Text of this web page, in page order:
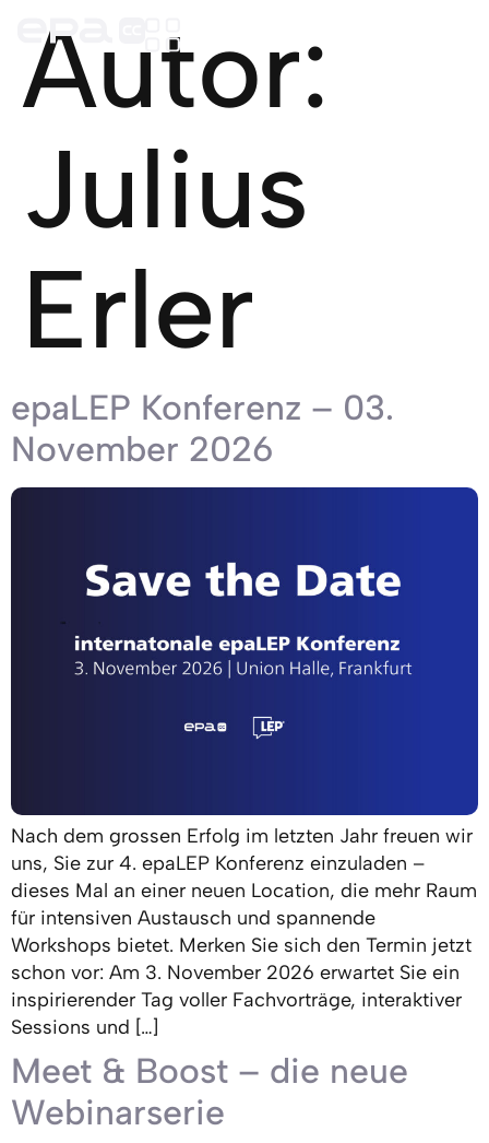
Autor:
Julius
Erler
epaLEP Konferenz – 03.
November 2026
Nach dem grossen Erfolg im letzten Jahr freuen wir
uns, Sie zur 4. epaLEP Konferenz einzuladen –
dieses Mal an einer neuen Location, die mehr Raum
für intensiven Austausch und spannende
Workshops bietet. Merken Sie sich den Termin jetzt
schon vor: Am 3. November 2026 erwartet Sie ein
inspirierender Tag voller Fachvorträge, interaktiver
Sessions und […]
Meet & Boost – die neue
Webinarserie